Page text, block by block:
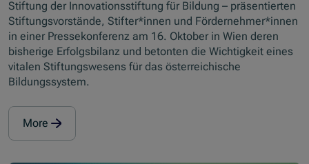
Stiftung der Innovationsstiftung für Bildung – präsentierten
Stiftungsvorstände, Stifter*innen und Fördernehmer*innen
in einer Pressekonferenz am 16. Oktober in Wien deren
bisherige Erfolgsbilanz und betonten die Wichtigkeit eines
vitalen Stiftungswesens für das österreichische
Bildungssystem.
More